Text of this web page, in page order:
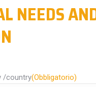
NEEDS
/country(Obbligatorio)